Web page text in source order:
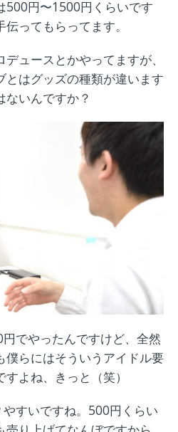
500円〜1500円くらいです
ってもらってます。
ュースとかやってますが、
とはグッズの種類が違います
ないんですか？
でやったんですけど、全然
僕らにはそういうアイドル要
よね、きっと（笑）
すいですね。500円くらい